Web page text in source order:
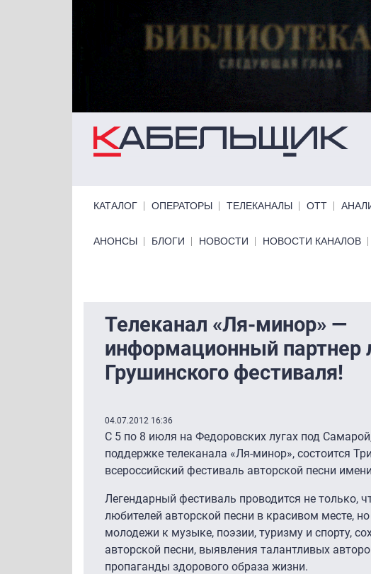
КАТАЛОГ ОПЕРАТОРЫ ТЕЛЕКАНАЛЫ ОТТ
Primary links bottom
АНОНСЫ БЛОГИ НОВОСТИ НОВОСТИ КАНАЛОВ
Телеканал «Ля-минор» —
информационный партнер
Грушинского фестиваля!
04.07.2012 16:36
С 5 по 8 июля на Федоровских лугах под
поддержке телеканала «Ля-минор», состоится
всероссийский фестиваль авторской песни
Легендарный фестиваль проводится не только,
любителей авторской песни в красивом месте,
молодежи к музыке, поэзии, туризму и спорту,
авторской песни, выявления талантливых
пропаганды здорового образа жизни.